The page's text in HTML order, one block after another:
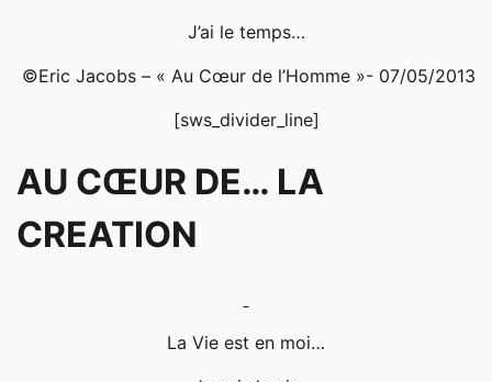
J’ai le temps…
©Eric Jacobs – « Au Cœur de l’Homme »- 07/05/2013
[sws_divider_line]
AU CŒUR DE… LA
CREATION
La Vie est en moi…